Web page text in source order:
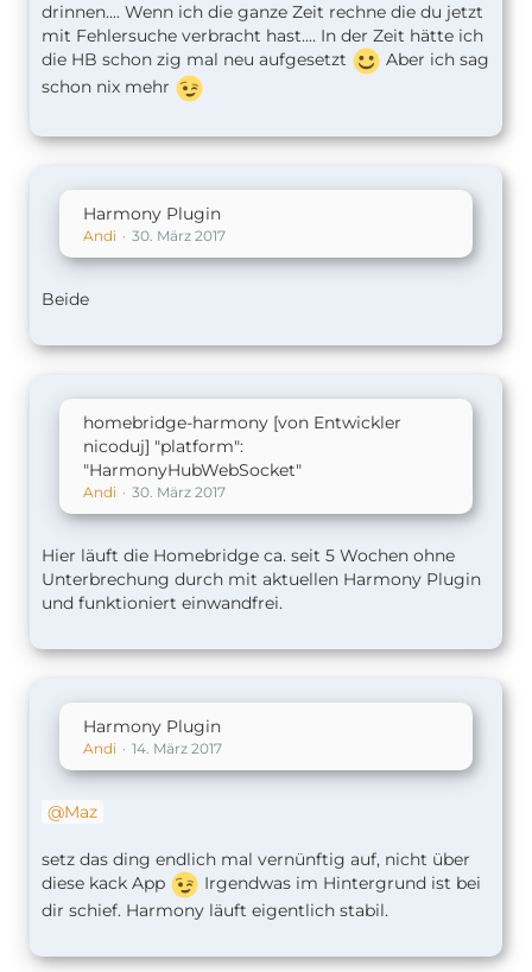
drinnen.... Wenn ich die ganze Zeit rechne die du jetzt
mit Fehlersuche verbracht hast.... In der Zeit hätte ich
die HB schon zig mal neu aufgesetzt
Aber ich sag
schon nix mehr
Harmony Plugin
Andi 30. März 2017
Beide
homebridge-harmony [von Entwickler
nicoduj] "platform":
"HarmonyHubWebSocket"
Andi 30. März 2017
Hier läuft die Homebridge ca. seit 5 Wochen ohne
Unterbrechung durch mit aktuellen Harmony Plugin
und funktioniert einwandfrei.
Harmony Plugin
Andi 14. März 2017
Maz
setz das ding endlich mal vernünftig auf, nicht über
diese kack App
Irgendwas im Hintergrund ist bei
dir schief. Harmony läuft eigentlich stabil.